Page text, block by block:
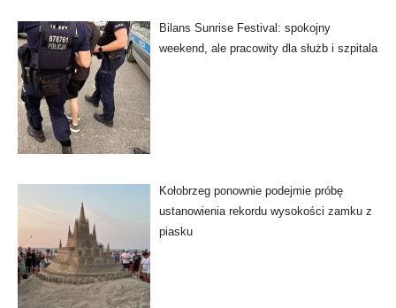
Bilans Sunrise Festival: spokojny
weekend, ale pracowity dla służb i szpitala
Kołobrzeg ponownie podejmie próbę
ustanowienia rekordu wysokości zamku z
piasku